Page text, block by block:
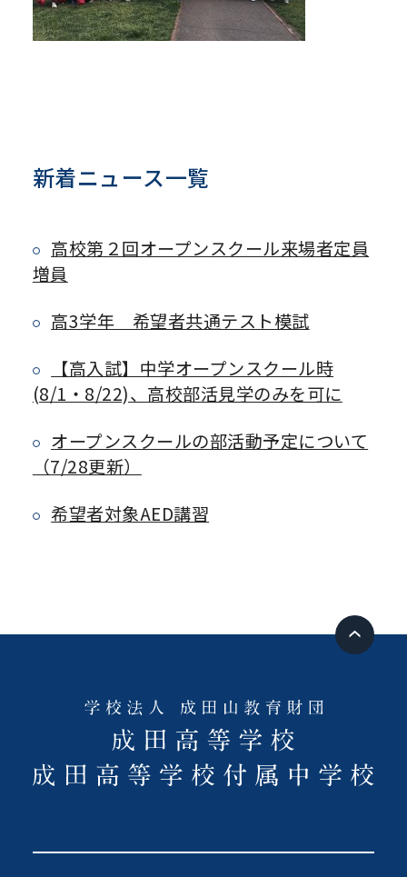
新着ニュース一覧
高校第２回オープンスクール来場者定員
増員
高3学年 希望者共通テスト模試
【高入試】中学オープンスクール時
(8/1・8/22)、高校部活見学のみを可に
オープンスクールの部活動予定について
（7/28更新）
希望者対象AED講習